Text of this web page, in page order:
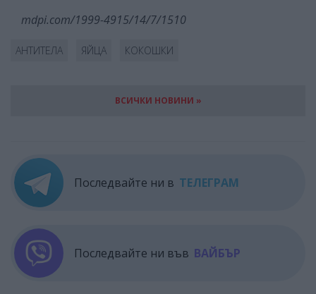
mdpi.com/1999-4915/14/7/1510
АНТИТЕЛА ЯЙЦА КОКОШКИ
ВСИЧКИ НОВИНИ »
Последвайте ни в ТЕЛЕГРАМ
Последвайте ни във ВАЙБЪР